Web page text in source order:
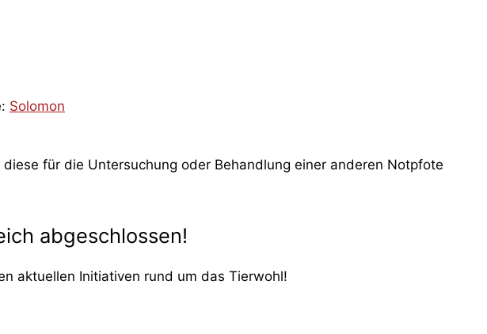
Solomon
für die Untersuchung oder Behandlung einer anderen Notpfote
abgeschlossen!
aktuellen Initiativen rund um das Tierwohl!